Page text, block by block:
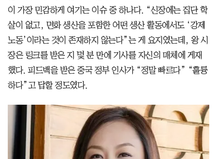
이 가장 민감하게 여기는 이슈 중 하나다. “신장에는 집단 학
살이 없고, 면화 생산을 포함한 어떤 생산 활동에서도 ‘강제
노동’이라는 것이 존재하지 않는다”는 게 요지였는데, 왕 시
장은 링크를 받은 지 몇 분 만에 기사를 자신의 매체에 게재
했다. 피드백을 받은 중국 정부 인사가 “정말 빠르다” “훌륭
하다”고 답할 정도였다.